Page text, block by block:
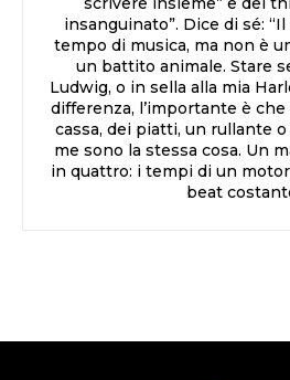
insanguinato”. Dice di sé:
tempo di musica, ma non è
un battito animale. Stare
Ludwig, o in sella alla mia
differenza, l’importante è
cassa, dei piatti, un rullante
me sono la stessa cosa. Un
in quattro: i tempi di un
beat